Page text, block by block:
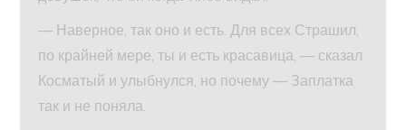
— Наверное, так оно и есть. Для всех Страшил,
по крайней мере, ты и есть красавица, — сказал
Косматый и улыбнулся, но почему — Заплатка
так и не поняла.